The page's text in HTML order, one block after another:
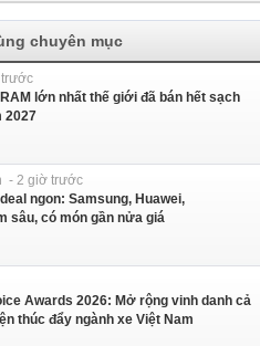
chuyên mục
lớn nhất thế giới đã bán hết sạch
2027
- 2 giờ trước
ngon: Samsung, Huawei,
sâu, có món gần nửa giá
Awards 2026: Mở rộng vinh danh cả
thúc đẩy ngành xe Việt Nam